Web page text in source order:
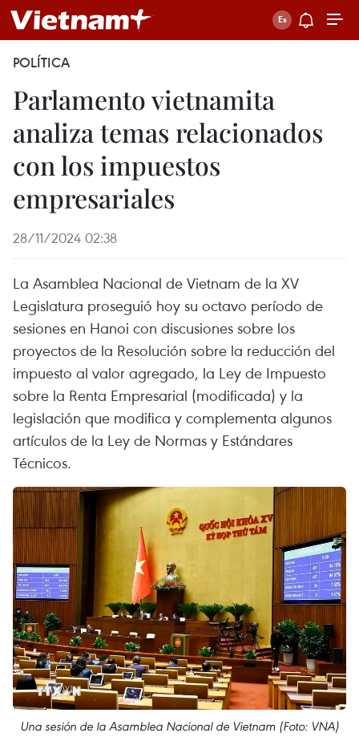
POLÍTICA
Parlamento vietnamita
analiza temas relacionados
con los impuestos
empresariales
28/11/2024 02:38
La Asamblea Nacional de Vietnam de la XV
Legislatura proseguió hoy su octavo período de
sesiones en Hanoi con discusiones sobre los
proyectos de la Resolución sobre la reducción del
impuesto al valor agregado, la Ley de Impuesto
sobre la Renta Empresarial (modificada) y la
legislación que modifica y complementa algunos
artículos de la Ley de Normas y Estándares
Técnicos.
Una sesión de la Asamblea Nacional de Vietnam (Foto: VNA)